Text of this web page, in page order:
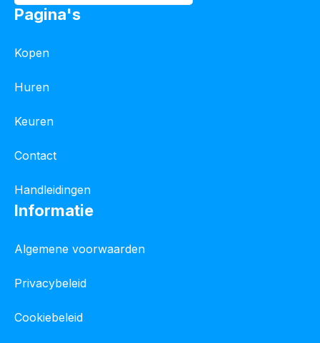
Pagina's
Kopen
Huren
Keuren
Contact
Handleidingen
Informatie
Algemene voorwaarden
Privacybeleid
Cookiebeleid